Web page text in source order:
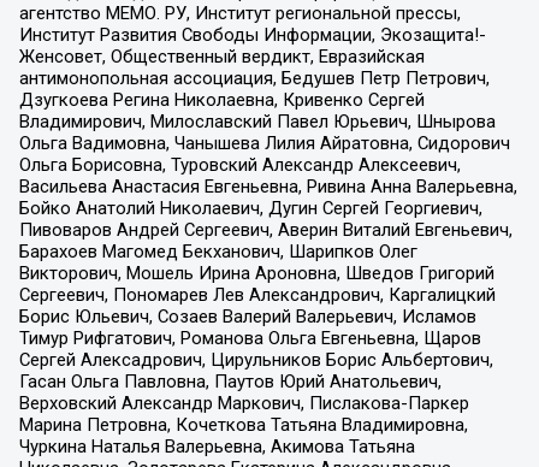
агентство МЕМО. РУ, Институт региональной прессы,
Институт Развития Свободы Информации, Экозащита!-
Женсовет, Общественный вердикт, Евразийская
антимонопольная ассоциация, Бедушев Петр Петрович,
Дзугкоева Регина Николаевна, Кривенко Сергей
Владимирович, Милославский Павел Юрьевич, Шнырова
Ольга Вадимовна, Чанышева Лилия Айратовна, Сидорович
Ольга Борисовна, Туровский Александр Алексеевич,
Васильева Анастасия Евгеньевна, Ривина Анна Валерьевна,
Бойко Анатолий Николаевич, Дугин Сергей Георгиевич,
Пивоваров Андрей Сергеевич, Аверин Виталий Евгеньевич,
Барахоев Магомед Бекханович, Шарипков Олег
Викторович, Мошель Ирина Ароновна, Шведов Григорий
Сергеевич, Пономарев Лев Александрович, Каргалицкий
Борис Юльевич, Созаев Валерий Валерьевич, Исламов
Тимур Рифгатович, Романова Ольга Евгеньевна, Щаров
Сергей Алексадрович, Цирульников Борис Альбертович,
Гасан Ольга Павловна, Паутов Юрий Анатольевич,
Верховский Александр Маркович, Пислакова-Паркер
Марина Петровна, Кочеткова Татьяна Владимировна,
Чуркина Наталья Валерьевна, Акимова Татьяна